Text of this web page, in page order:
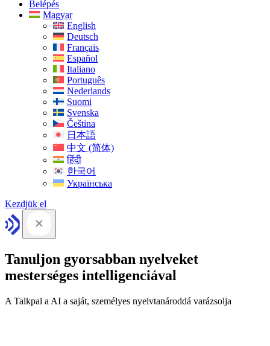
Belépés
Magyar
English
Deutsch
Français
Español
Italiano
Português
Nederlands
Suomi
Svenska
Čeština
日本語
中文 (简体)
हिंदी
한국어
Українська
Kezdjük el
Tanuljon gyorsabban nyelveket
mesterséges intelligenciával
A Talkpal a AI a saját, személyes nyelvtanároddá varázsolja